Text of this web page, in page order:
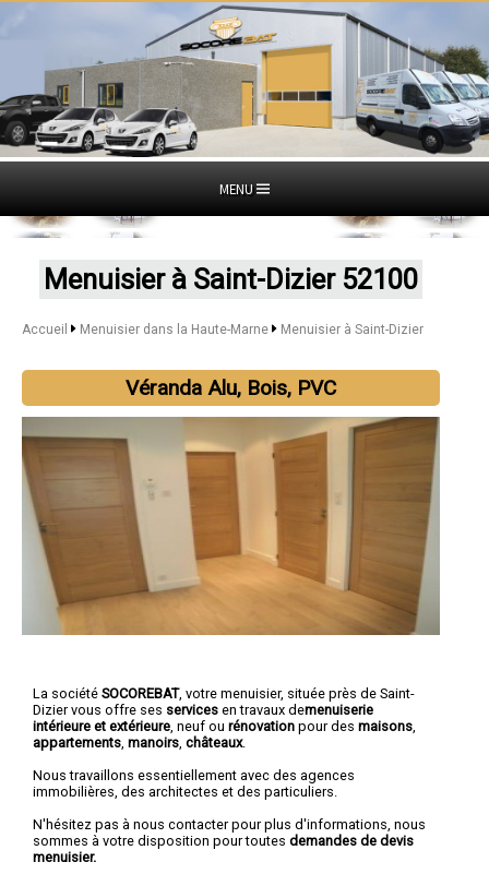
MENU
Menuisier à Saint-Dizier 52100
Accueil Menuisier dans la Haute-Marne Menuisier à Saint-Dizier
Véranda Alu, Bois, PVC
La société SOCOREBAT, votre menuisier, située près de Saint-
Dizier vous offre ses services en travaux demenuiserie
intérieure et extérieure , neuf ou rénovation pour des maisons
appartements manoirs châteaux.
Nous travaillons essentiellement avec des agences
immobilières, des architectes et des particuliers.
N'hésitez pas à nous contacter pour plus d'informations, nous
sommes à votre disposition pour toutes demandes de devis
menuisier.